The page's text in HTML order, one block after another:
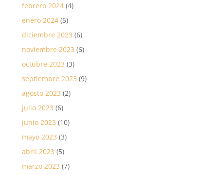
febrero 2024(4)
enero 2024(5)
diciembre 2023 (6)
noviembre 2023 (6)
octubre 2023 (3)
septiembre 2023 (9)
agosto 2023 (2)
julio 2023 (6)
junio 2023 (10)
mayo 2023 (3)
abril 2023 (5)
marzo 2023 (7)